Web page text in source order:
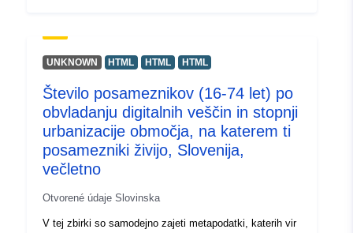
(.px). Med dodatnimi povezavami lahko dostopate do
strani izvornega portala za vpogled in izbor podatkov, na
brezplačno prenesete. Oba omogočata izbor podatkov
za prikaz, spreminjanje oblike izpisa in shranjevanje v
različne formate, poleg tega pa tudi pregledovanje in
izpis tabel neomejene velikosti ter nekaj osnovnih
statističnih analiz in grafičnih prikazov.
UNKNOWN HTML HTML HTML
Število posameznikov (16-74 let) po
obvladanju digitalnih veščin in stopnji
urbanizacije območja, na katerem ti
posamezniki živijo, Slovenija,
večletno
Otvorené údaje Slovinska
V tej zbirki so samodejno zajeti metapodatki, katerih vir